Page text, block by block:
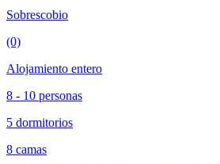
Sobrescobio
(0)
Alojamiento entero
8 - 10 personas
5 dormitorios
8 camas